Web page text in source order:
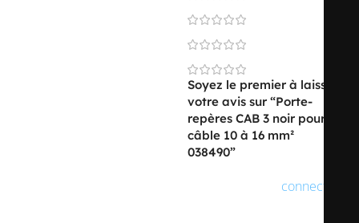
Soyez le premier à laisser
votre avis sur “Porte-
repères CAB 3 noir pour
câble 10 à 16 mm²
038490”
connecté